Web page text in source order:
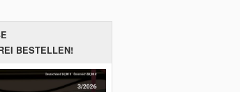
BESTELLEN!